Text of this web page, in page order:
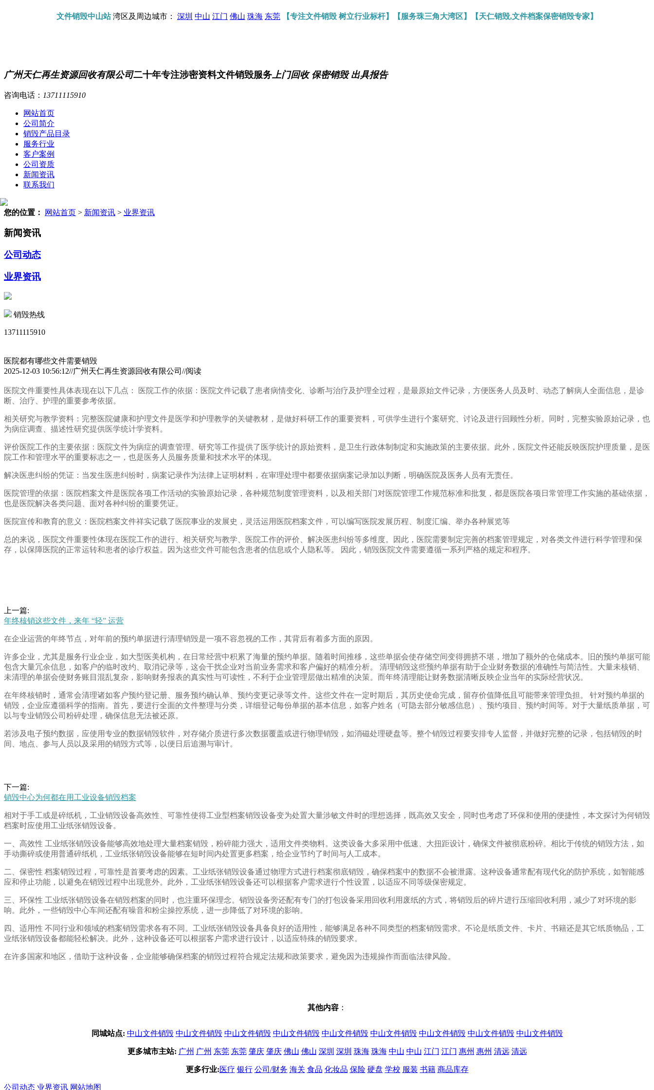
文件销毁中山站湾区及周边城市： 深圳 中山 江门 佛山 珠海 东莞 【专注文件销毁 树立行业标杆】【服务珠三角大湾区】【天仁销毁,文件档案保密销毁专家】
广州天仁再生资源回收有限公司二十年专注涉密资料文件销毁服务 上门回收 保密销毁 出具报告
咨询电话： 13711115910
网站首页
公司简介
销毁产品目录
服务行业
客户案例
公司资质
新闻资讯
联系我们
您的位置： 网站首页 > 新闻资讯 > 业界资讯
新闻资讯
公司动态
业界资讯
销毁热线
13711115910
医院都有哪些文件需要销毁
2025-12-03 10:56:12//广州天仁再生资源回收有限公司//阅读
医院文件重要性具体表现在以下几点： 医院工作的依据：医院文件记载了患者病情变化、诊断与治疗及护理全过程，是最原始文件记录，方便医务人员及时、动态了解病人全面信息，是诊
断、治疗、护理的重要参考依据。
相关研究与教学资料：完整医院健康和护理文件是医学和护理教学的关键教材，是做好科研工作的重要资料，可供学生进行个案研究、讨论及进行回顾性分析。同时，完整实验原始记录，也
为病症调查、描述性研究提供医学统计学资料。
评价医院工作的主要依据：医院文件为病症的调查管理、研究等工作提供了医学统计的原始资料，是卫生行政体制制定和实施政策的主要依据。此外，医院文件还能反映医院护理质量，是医
院工作和管理水平的重要标志之一，也是医务人员服务质量和技术水平的体现。
解决医患纠纷的凭证：当发生医患纠纷时，病案记录作为法律上证明材料，在审理处理中都要依据病案记录加以判断，明确医院及医务人员有无责任。
医院管理的依据：医院档案文件是医院各项工作活动的实验原始记录，各种规范制度管理资料，以及相关部门对医院管理工作规范标准和批复，都是医院各项日常管理工作实施的基础依据，
也是医院解决各类问题、面对各种纠纷的重要凭证。
医院宣传和教育的意义：医院档案文件祥实记载了医院事业的发展史，灵活运用医院档案文件，可以编写医院发展历程、制度汇编、举办各种展览等
总的来说，医院文件重要性体现在医院工作的进行、相关研究与教学、医院工作的评价、解决医患纠纷等多维度。因此，医院需要制定完善的档案管理规定，对各类文件进行科学管理和保
存，以保障医院的正常运转和患者的诊疗权益。因为这些文件可能包含患者的信息或个人隐私等。 因此，销毁医院文件需要遵循一系列严格的规定和程序。
上一篇:
年终核销这些文件，来年 “轻” 运营
在企业运营的年终节点，对年前的预约单据进行清理销毁是一项不容忽视的工作，其背后有着多方面的原因。
许多企业，尤其是服务行业企业，如大型医美机构，在日常经营中积累了海量的预约单据。随着时间推移，这些单据会使存储空间变得拥挤不堪，增加了额外的仓储成本。旧的预约单据可能
包含大量冗余信息，如客户的临时改约、取消记录等，这会干扰企业对当前业务需求和客户偏好的精准分析。 清理销毁这些预约单据有助于企业财务数据的准确性与简洁性。大量未核销、
未清理的单据会使财务账目混乱复杂，影响财务报表的真实性与可读性，不利于企业管理层做出精准的决策。而年终清理能让财务数据清晰反映企业当年的实际经营状况。
在年终核销时，通常会清理诸如客户预约登记册、服务预约确认单、预约变更记录等文件。这些文件在一定时期后，其历史使命完成，留存价值降低且可能带来管理负担。 针对预约单据的
销毁，企业应遵循科学的指南。首先，要进行全面的文件整理与分类，详细登记每份单据的基本信息，如客户姓名（可隐去部分敏感信息）、预约项目、预约时间等。对于大量纸质单据，可
以与专业销毁公司粉碎处理，确保信息无法被还原。
若涉及电子预约数据，应使用专业的数据销毁软件，对存储介质进行多次数据覆盖或进行物理销毁，如消磁处理硬盘等。整个销毁过程要安排专人监督，并做好完整的记录，包括销毁的时
间、地点、参与人员以及采用的销毁方式等，以便日后追溯与审计。
下一篇:
销毁中心为何都在用工业设备销毁档案
相对于手工或是碎纸机，工业销毁设备高效性、可靠性使得工业型档案销毁设备变为处置大量涉敏文件时的理想选择，既高效又安全，同时也考虑了环保和使用的便捷性，本文探讨为何销毁
档案时应使用工业纸张销毁设备。
一、高效性 工业纸张销毁设备能够高效地处理大量档案销毁，粉碎能力强大，适用文件类物料。这类设备大多采用中低速、大扭距设计，确保文件被彻底粉碎。相比于传统的销毁方法，如
手动撕碎或使用普通碎纸机，工业纸张销毁设备能够在短时间内处置更多档案，给企业节约了时间与人工成本。
二、保密性 档案销毁过程，可靠性是首要考虑的因素。工业纸张销毁设备通过物理方式进行档案彻底销毁，确保档案中的数据不会被泄露。这种设备通常配有现代化的防护系统，如智能感
应和停止功能，以避免在销毁过程中出现意外。此外，工业纸张销毁设备还可以根据客户需求进行个性设置，以适应不同等级保密规定。
三、环保性 工业纸张销毁设备在销毁档案的同时，也注重环保理念。销毁设备旁还配有专门的打包设备采用回收利用废纸的方式，将销毁后的碎片进行压缩回收利用，减少了对环境的影
响。此外，一些销毁中心车间还配有噪音和粉尘操控系统，进一步降低了对环境的影响。
四、适用性 不同行业和领域的档案销毁需求各有不同。工业纸张销毁设备具备良好的适用性，能够满足各种不同类型的档案销毁需求。不论是纸质文件、卡片、书籍还是其它纸质物品，工
业纸张销毁设备都能轻松解决。此外，这种设备还可以根据客户需求进行设计，以适应特殊的销毁要求。
在许多国家和地区，借助于这种设备，企业能够确保档案的销毁过程符合规定法规和政策要求，避免因为违规操作而面临法律风险。
其他内容 ：
同城站点: 中山文件销毁 中山文件销毁 中山文件销毁 中山文件销毁 中山文件销毁 中山文件销毁 中山文件销毁 中山文件销毁 中山文件销毁
更多城市主站: 广州 广州 东莞 东莞 肇庆 肇庆 佛山 佛山 深圳 深圳 珠海 珠海 中山 中山 江门 江门 惠州 惠州 清远 清远
更多行业:医疗 银行 公司/财务 海关 食品 化妆品 保险 硬盘 学校 服装 书籍 商品库存
公司动态 业界资讯 网站地图